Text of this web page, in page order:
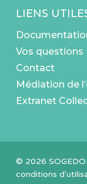
LIENS
Vos questions
Contact
Médiation de
Extranet
© 2026 SOGEDO.
conditions